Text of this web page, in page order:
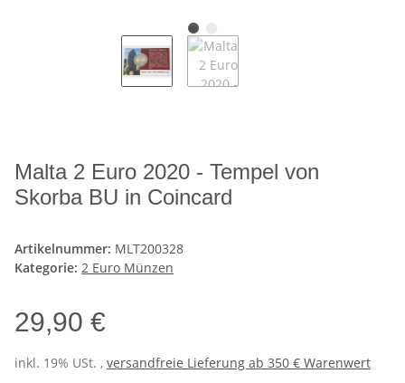
Malta 2 Euro 2020 - Tempel von
Skorba BU in Coincard
Artikelnummer: MLT200328
Kategorie: 2 Euro Münzen
29,90 €
inkl. 19% USt. , versandfreie Lieferung ab 350 € Warenwert